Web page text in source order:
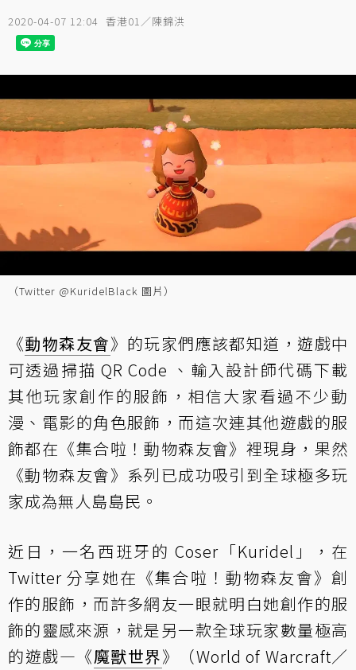
2020-04-07 12:04 香港01／陳錦洪
（Twitter @KuridelBlack 圖片）
《動物森友會》的玩家們應該都知道，遊戲中
可透過掃描 QR Code 、輸入設計師代碼下載
其他玩家創作的服飾，相信大家看過不少動
漫、電影的角色服飾，而這次連其他遊戲的服
飾都在《集合啦！動物森友會》裡現身，果然
《動物森友會》系列已成功吸引到全球極多玩
家成為無人島島民。
近日，一名西班牙的 Coser「Kuridel」，在
Twitter 分享她在《集合啦！動物森友會》創
作的服飾，而許多網友一眼就明白她創作的服
飾的靈感來源，就是另一款全球玩家數量極高
的遊戲—《魔獸世界》（World of Warcraft／